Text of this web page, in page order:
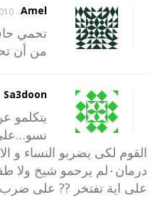
Amel
تحمي
من أن
Sa3doon
يتكلمو
القوم لكى يضربو النساء و
على اية تفتخر ?? على ضرب